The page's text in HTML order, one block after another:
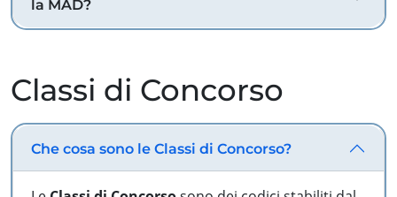
la MAD?
Classi di Concorso
Che cosa sono le Classi di Concorso?